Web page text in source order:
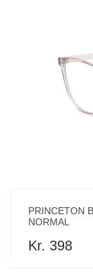
PRINCETON
NORMAL
Kr. 398